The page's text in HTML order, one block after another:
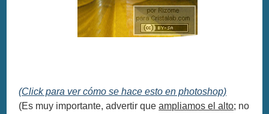
(Click para ver cómo se hace esto en photoshop)
(Es muy importante, advertir queampliamos el alto; no